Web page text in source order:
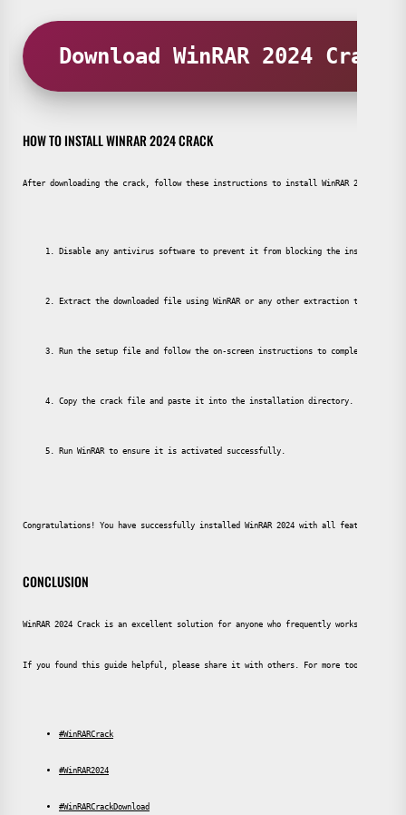
Download WinRAR 2024 Crack
HOW TO INSTALL WINRAR 2024 CRACK
After downloading the crack, follow these instructions to install WinRAR 2024:
Disable any antivirus software to prevent it from blocking the installation.
Extract the downloaded file using WinRAR or any other extraction tool.
Run the setup file and follow the on-screen instructions to complete the
Copy the crack file and paste it into the installation directory.
Run WinRAR to ensure it is activated successfully.
Congratulations! You have successfully installed WinRAR 2024 with all features
CONCLUSION
WinRAR 2024 Crack is an excellent solution for anyone who frequently works with
If you found this guide helpful, please share it with others. For more tools and
#WinRARCrack
#WinRAR2024
#WinRARCrackDownload